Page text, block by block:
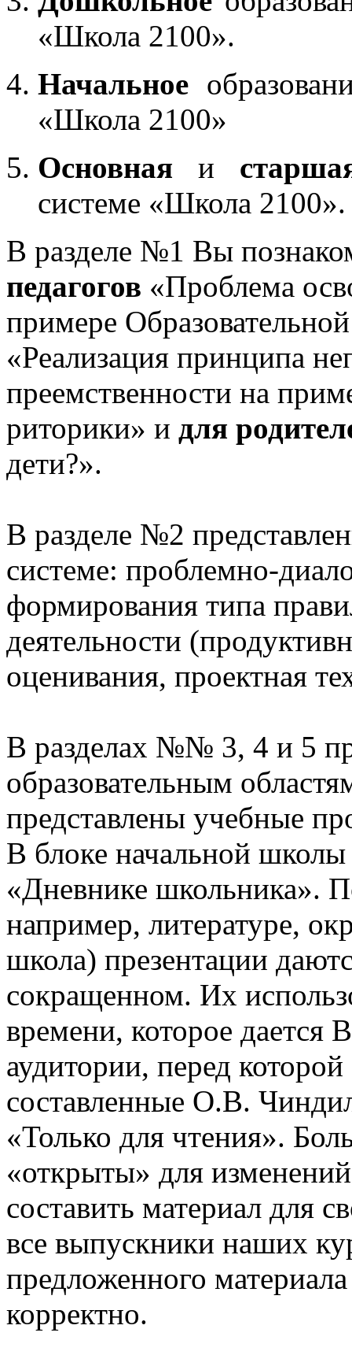
«Школа 2100».
Начальное
«Школа 2100»
Основная и
системе «Школа 2100».
В разделе №1 Вы
педагогов «Проблема
примере
«Реализация принципа
преемственности на
риторики» и для
дети?».
В разделе №2
системе: проблемно-
формирования типа
деятельности
оценивания, проектная
В разделах №№ 3, 4 и 5
образовательным
представлены учебные
В блоке начальной
«Дневнике школьника».
например, литературе,
школа) презентации
сокращенном. Их
времени, которое дается
аудитории, перед
составленные О.В.
«Только для чтения».
«открыты» для
составить материал для
все выпускники наших
предложенного
корректно.